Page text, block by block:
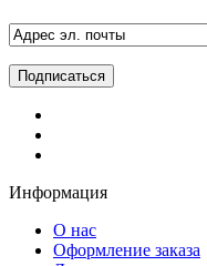
Информация
О нас
Оформление заказа